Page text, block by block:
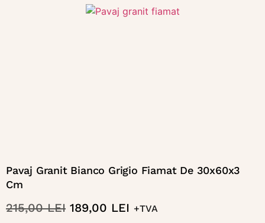
Pavaj Granit Bianco Grigio Fiamat De 30x60x3
Cm
215,00LEI 189,00 LEI +TVA